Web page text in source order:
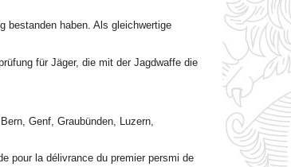
bestanden haben. Als gleichwertige
für Jäger, die mit der Jagdwaffe die
Genf, Graubünden, Luzern,
pour la délivrance du premier persmi de